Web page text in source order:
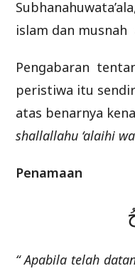
islam dan musnah
Pengabaran
peristiwa itu
atas benarnya
shallallahu ‘alaihi
Penamaan
“ Apabila telah